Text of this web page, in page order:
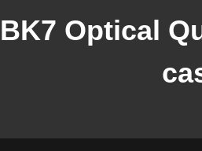
Optical